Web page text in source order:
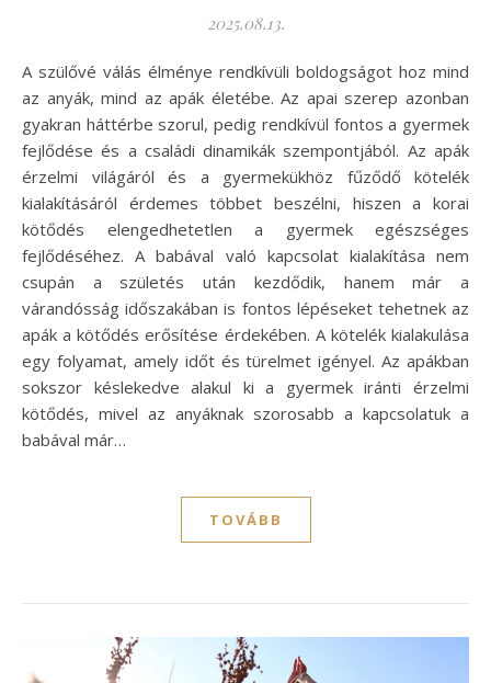
2025.08.13.
A szülővé válás élménye rendkívüli boldogságot hoz mind
az anyák, mind az apák életébe. Az apai szerep azonban
gyakran háttérbe szorul, pedig rendkívül fontos a gyermek
fejlődése és a családi dinamikák szempontjából. Az apák
érzelmi világáról és a gyermekükhöz fűződő kötelék
kialakításáról érdemes többet beszélni, hiszen a korai
kötődés elengedhetetlen a gyermek egészséges
fejlődéséhez. A babával való kapcsolat kialakítása nem
csupán a születés után kezdődik, hanem már a
várandósság időszakában is fontos lépéseket tehetnek az
apák a kötődés erősítése érdekében. A kötelék kialakulása
egy folyamat, amely időt és türelmet igényel. Az apákban
sokszor késlekedve alakul ki a gyermek iránti érzelmi
kötődés, mivel az anyáknak szorosabb a kapcsolatuk a
babával már…
TOVÁBB